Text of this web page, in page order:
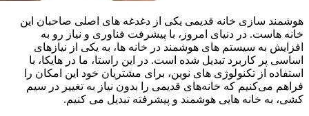
هوشمند سازی خانه قدیمی یکی از دغدغه های اصلی صاحبان این
خانه هاست. در دنیای امروز، با پیشرفت فناوری و نیاز رو به
افزایش به سیستم های هوشمند در خانه‌ ها، به یکی از نیازهای
اساسی پر کاربرد تبدیل شده است. در این راستا، ما در هایکا، با
استفاده از تکنولوژی‌ های نوین، برای مشتریان خود این امکان را
فراهم می‌کنیم که خانه‌های قدیمی را بدون نیاز به تغییر در سیم
کشی، به خانه‌ هایی هوشمند و پیشرفته تبدیل می کنیم.